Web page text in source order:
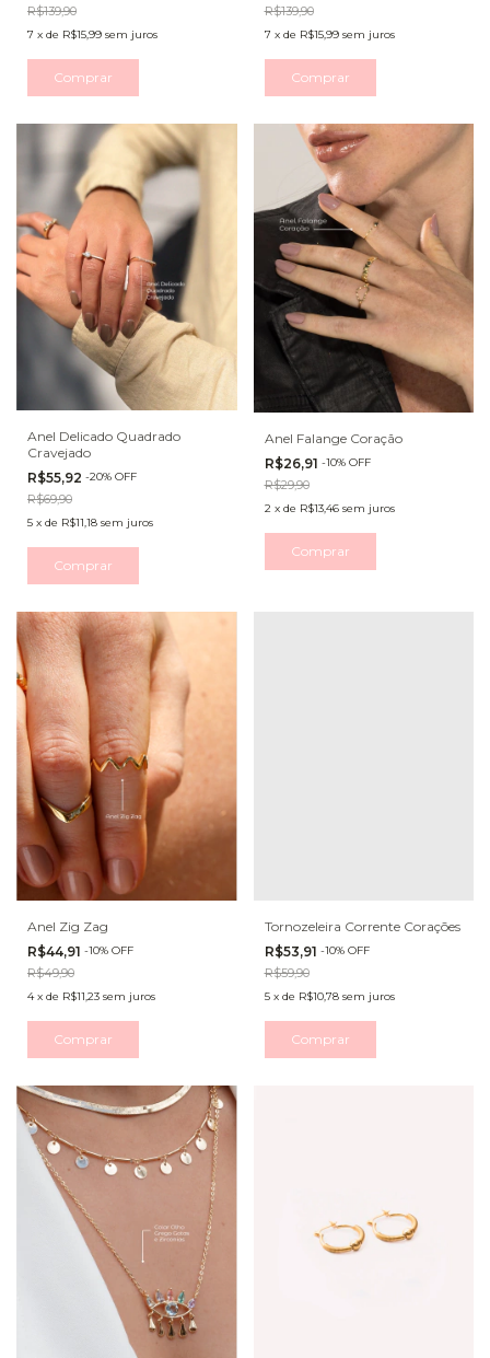
R$139,90
7 x de R$15,99 sem juros
Comprar
R$139,90
7 x de R$15,99 sem juros
Comprar
Anel Delicado Quadrado
Cravejado
R$55,92 -20% OFF
R$69,90
5 x de R$11,18 sem juros
Comprar
Anel Falange Coração
R$26,91 -10% OFF
R$29,90
2 x de R$13,46 sem juros
Comprar
Anel Zig Zag
R$44,91 -10% OFF
R$49,90
4 x de R$11,23 sem juros
Comprar
Tornozeleira Corrente Corações
R$53,91 -10% OFF
R$59,90
5 x de R$10,78 sem juros
Comprar